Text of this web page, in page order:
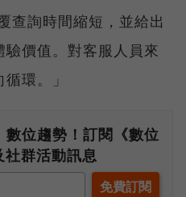
查詢時間縮短，並給出
價值。對客服人員來
環。」
位趨勢！訂閱《數位
社群活動訊息